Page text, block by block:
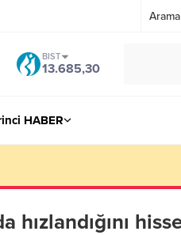
BIST
13.685,30
HABER
hızlandığını